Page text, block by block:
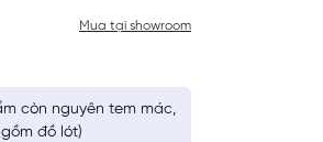
Mua tại showroom
còn nguyên tem mác,
đồ lót)